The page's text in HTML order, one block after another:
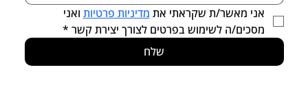
אני מאשר/ת שקראתי את מדיניות פרטיות
מסכים/ה לשימוש בפרטים לצורך יצירת קשר *
שלח